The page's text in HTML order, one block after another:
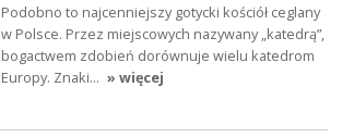
Podobno to najcenniejszy gotycki kościół ceglany
w Polsce. Przez miejscowych nazywany „katedrą”,
bogactwem zdobień dorównuje wielu katedrom
Europy. Znaki… » więcej